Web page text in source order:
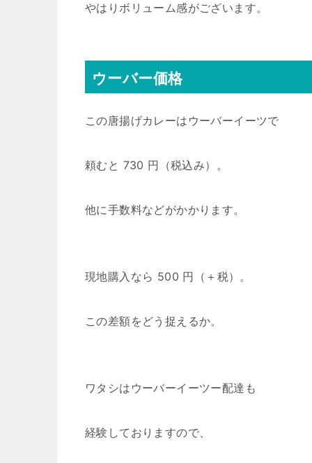
やはりボリューム感がございます。
ウーバー価格
この唐揚げカレーはウーバーイーツで
頼むと 730 円（税込み）。
他に手数料などがかかります。
現地購入なら 500 円（＋税）。
この差額をどう捉えるか。
ワタシはウーバーイーツー配達も
経験しておりますので、